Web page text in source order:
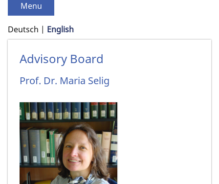
Menu
Deutsch English
Advisory Board
Prof. Dr. Maria Selig